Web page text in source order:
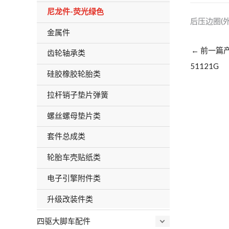
尼龙件-荧光绿色
金属件
齿轮轴承类
硅胶橡胶轮胎类
拉杆销子垫片弹簧
螺丝螺母垫片类
套件总成类
轮胎车壳贴纸类
电子引擎附件类
升级改装件类
四驱大脚车配件
后压边圈(
← 前一篇
51121G